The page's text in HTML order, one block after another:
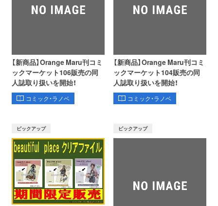
【新商品】Orange Maru刊コミ
ックマーケット106販売の同
人誌取り扱いを開始！
コミック・ラノベ
【新商品】Orange Maru刊コミ
ックマーケット104販売の同
人誌取り扱いを開始！
コミック・ラノベ
ピックアップ ピックアップ